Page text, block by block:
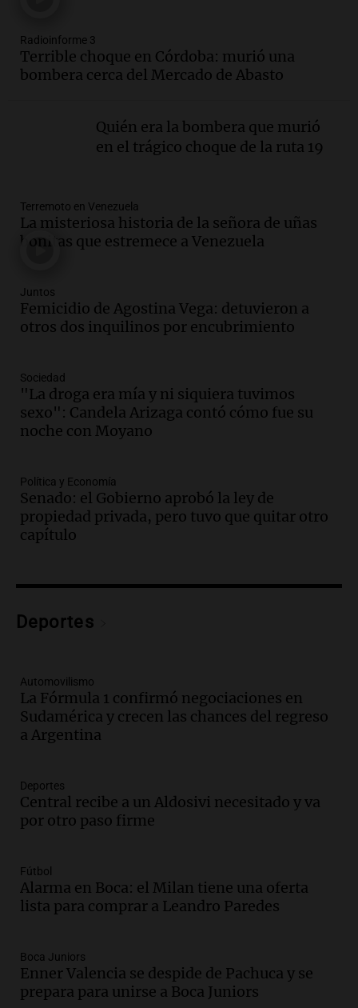
Audio.
interior, no se aten los rulos | Por
Adrián Simioni
Tras atrincherarse, la intendenta
interina de Villa Santa Cruz del Lago
Episodios
Audio.La justicia investiga una estafa
millonaria a través de una financiera en
Panorama Federal
Episodios
Audio.Cómo serán los desalojos exprés
ley de propiedad privada
Ahora país
Episodios
Audio. Se inaugura la décimo primera
Panorama Federal
Episodios
Audio.Se atrincheró la intendenta
interina de Villa Santa Cruz del Lago
Audio.
Noticias
Episodios
Audio.La Rioja inicia pago de bonos y
avanza en discusión electoral y
Episodios
Audio.Los Tekis presentaron
"Cordillera y Mar" y llenaron de
Juntos
Episodios
Audio.La Expo La Bulaye 2026
Noticias
Episodios
Radioinforme 3
Terrible choque en Córdoba: murió una
bombera cerca del Mercado de Abasto
Quién era la bombera que murió
en el trágico choque de la ruta 19
Terremoto en Venezuela
La misteriosa historia de la señora de uñas
bonitas que estremece a Venezuela
Juntos
Femicidio de Agostina Vega: detuvieron a
otros dos inquilinos por encubrimiento
Sociedad
"La droga era mía y ni siquiera tuvimos
sexo": Candela Arizaga contó cómo fue su
noche con Moyano
Política y Economía
Senado: el Gobierno aprobó la ley de
propiedad privada, pero tuvo que quitar otro
capítulo
Deportes
Automovilismo
La Fórmula 1 confirmó negociaciones en
Sudamérica y crecen las chances del regreso
a Argentina
Deportes
Central recibe a un Aldosivi necesitado y va
por otro paso firme
Fútbol
Alarma en Boca: el Milan tiene una oferta
lista para comprar a Leandro Paredes
Boca Juniors
Enner Valencia se despide de Pachuca y se
prepara para unirse a Boca Juniors